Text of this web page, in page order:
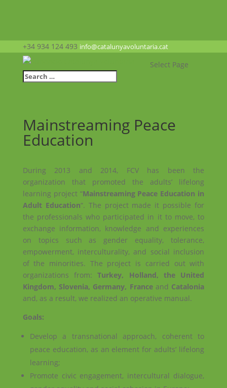
+34 934 124 493 info@catalunyavoluntaria.cat
Select Page
Mainstreaming Peace
Education
During 2013 and 2014, FCV has been the
organization that promoted the adults’ lifelong
learning project “Mainstreaming Peace Education in
Adult Education“. The project made it possible for
the professionals who participated in it to move, to
exchange information, knowledge and experiences
on topics such as gender equality, tolerance,
empowerment, interculturality, and social inclusion
of the minorities. The project is carried out with
organizations from:Turkey, Holland, the United
Kingdom, Slovenia, Germany, France and Catalonia
and, as a result, we realized an operative manual.
Goals:
Develop a transnational approach, coherent to
peace education, as an element for adults’ lifelong
learning;
Promote civic engagement, intercultural dialogue,